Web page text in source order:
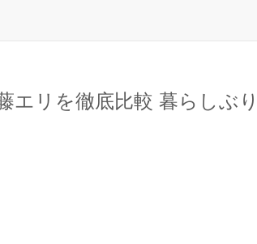
エリを徹底比較 暮らしぶ